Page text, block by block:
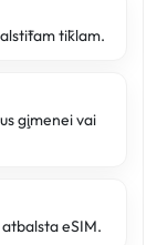
tīklam.
ģimenei vai
eSIM.